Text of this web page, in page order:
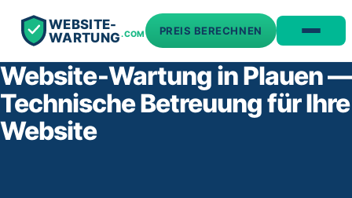
WEBSITE-
WARTUNG.COM PREIS BERECHNEN
Website‑Wartung in Plauen —
Technische Betreuung für Ihre
Website